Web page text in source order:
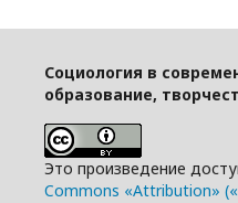
Социология в
образование,
Это произведение
Commons «Attribution»